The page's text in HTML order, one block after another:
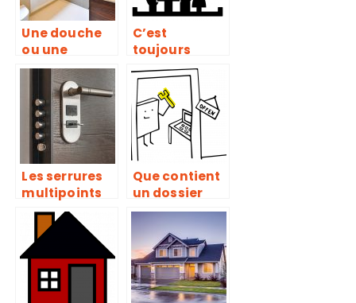
Une douche
ou une
baignoire
dans votre
salle de bain,
quelle est la
solution
pratique?
C’est
toujours
mieux
lorsqu’on est
propriétaire
Les serrures
multipoints
pour la
sécurité de
vos maisons
Que contient
un dossier
d’appel
d’offres pour
un chantier
de
construction
?